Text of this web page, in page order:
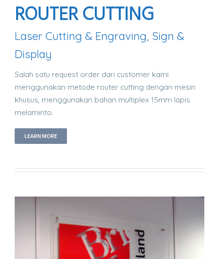
ROUTER CUTTING
Laser Cutting & Engraving, Sign &
Display
Salah satu request order dari customer kami
menggunakan metode router cutting dengan mesin
khusus, menggunakan bahan multiplex 15mm lapis
melaminto.
LEARN MORE